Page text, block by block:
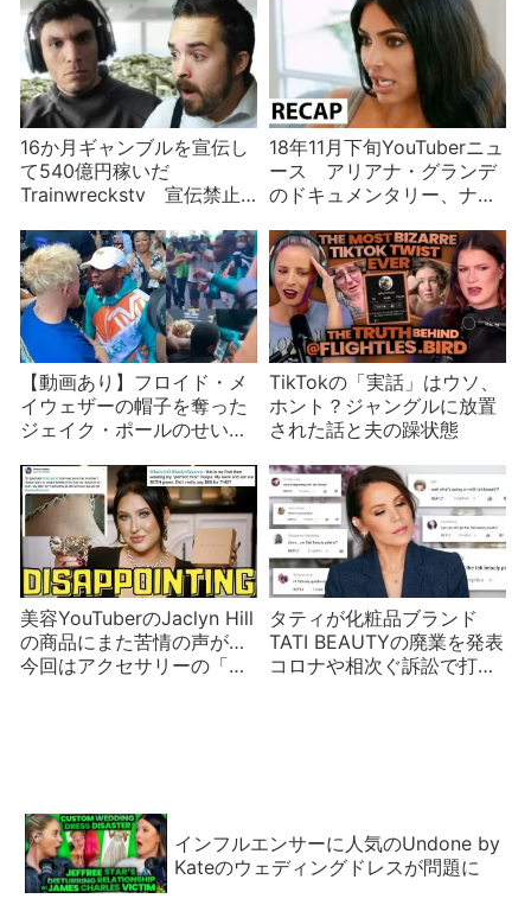
16か月ギャンブルを宣伝し
て540億円稼いだ
Trainwreckstv 宣伝禁止
18年11月下旬YouTuberニュ
ース アリアナ・グランデ
のドキュメンタリー、ナオ
に、空飛ぶ牧師など
【動画あり】フロイド・メ
イウェザーの帽子を奪った
ジェイク・ポールのせいで
ン・ポールは呆然
TikTokの「実話」はウソ、
ホント？ジャングルに放置
された話と夫の躁状態
美容YouTuberのJaclyn Hill
の商品にまた苦情の声が…
今回はアクセサリーの「ろ
タティが化粧品ブランド
TATI BEAUTYの廃業を発表
コロナや相次ぐ訴訟で打撃
インフルエンサーに人気のUndone by
Kateのウェディングドレスが問題に